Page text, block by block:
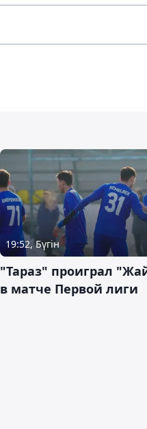
19:52, Бүгін
"Тараз" проиграл
в матче Первой лиги